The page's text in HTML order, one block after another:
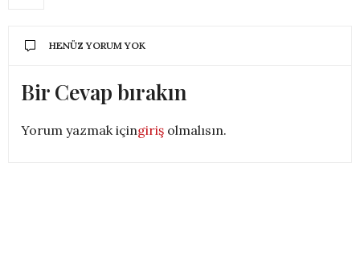
HENÜZ YORUM YOK
Bir Cevap bırakın
Yorum yazmak içingiriş olmalısın.